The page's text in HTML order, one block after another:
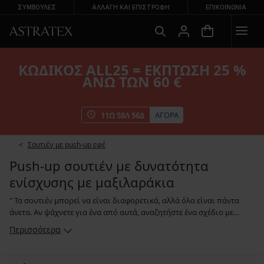
ΣΥΜΒΟΥΛΕΣ ΑΛΛΑΓΉ ΚΑΙ ΕΠΙΣΤΡΟΦΉ ΕΠΙΚΟΙΝΩΝΊΑ
ΚΩΔΙΚΟΣ ALL25 = ΕΚΠΤΩΣΗ 25 %
ΑΝΩ ΤΩΝ 60 €
11Ω 58Λ 55Δ ΑΓΟΡΑ
Σουτιέν με push-up εφέ
Push-up σουτιέν με δυνατότητα
ενίσχυσης με μαξιλαράκια
" Τα σουτιέν μπορεί να είναι διαφορετικά, αλλά όλα είναι πάντα
άνετα. Αν ψάχνετε για ένα από αυτά, αναζητήστε ένα σχέδιο με
αφαιρούμενα μαξιλαράκια. Τη στιγμή που επιθυμείτε ένα πιο
γεμάτο ντεκολτέ, μπορείτε να χρησιμοποιήσετε μαξιλαράκια για να
Περισσότερα